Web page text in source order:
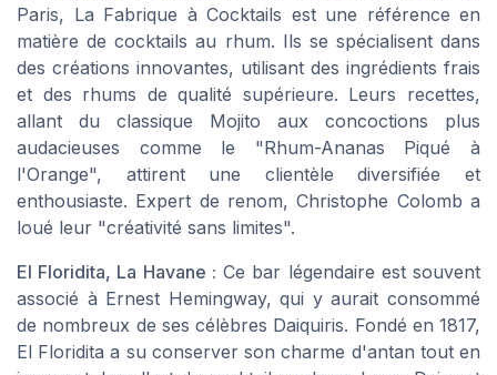
Paris, La Fabrique à Cocktails est une référence en
matière de cocktails au rhum. Ils se spécialisent dans
des créations innovantes, utilisant des ingrédients frais
et des rhums de qualité supérieure. Leurs recettes,
allant du classique Mojito aux concoctions plus
audacieuses comme le "Rhum-Ananas Piqué à
l'Orange", attirent une clientèle diversifiée et
enthousiaste. Expert de renom, Christophe Colomb a
loué leur "créativité sans limites".
El Floridita, La Havane : Ce bar légendaire est souvent
associé à Ernest Hemingway, qui y aurait consommé
de nombreux de ses célèbres Daiquiris. Fondé en 1817,
El Floridita a su conserver son charme d'antan tout en